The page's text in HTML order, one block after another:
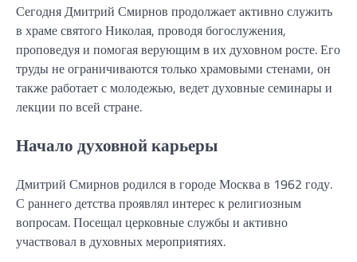
Сегодня Дмитрий Смирнов продолжает активно служить
в храме святого Николая, проводя богослужения,
проповедуя и помогая верующим в их духовном росте. Его
труды не ограничиваются только храмовыми стенами, он
также работает с молодежью, ведет духовные семинары и
лекции по всей стране.
Начало духовной карьеры
Дмитрий Смирнов родился в городе Москва в 1962 году.
С раннего детства проявлял интерес к религиозным
вопросам. Посещал церковные службы и активно
участвовал в духовных мероприятиях.